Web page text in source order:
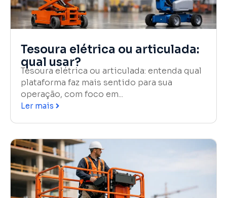
Tesoura elétrica ou articulada:
qual usar?
Tesoura elétrica ou articulada: entenda qual
plataforma faz mais sentido para sua
operação, com foco em...
Ler mais